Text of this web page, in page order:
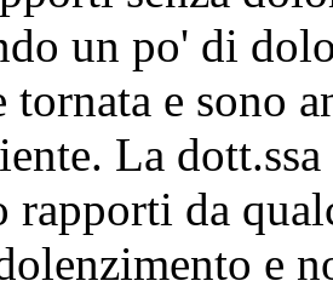
un po' di
tornata e sono
La
rapporti da
e